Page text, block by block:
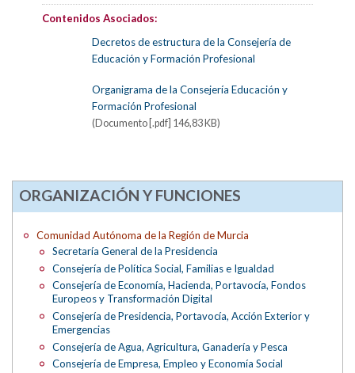
Contenidos Asociados:
Decretos de estructura de la Consejería de
Educación y Formación Profesional
Organigrama de la Consejería Educación y
Formación Profesional
(Documento [.pdf] 146,83 KB)
ORGANIZACIÓN Y FUNCIONES
Comunidad Autónoma de la Región de Murcia
Secretaría General de la Presidencia
Consejería de Política Social, Familias e Igualdad
Consejería de Economía, Hacienda, Portavocía, Fondos
Europeos y Transformación Digital
Consejería de Presidencia, Portavocía, Acción Exterior y
Emergencias
Consejería de Agua, Agricultura, Ganadería y Pesca
Consejería de Empresa, Empleo y Economía Social